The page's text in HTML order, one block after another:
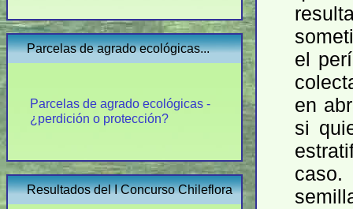
Parcelas de agrado ecológicas...
Parcelas de agrado ecológicas -
¿perdición o protección?
Resultados del I Concurso Chileflora
el
en
si